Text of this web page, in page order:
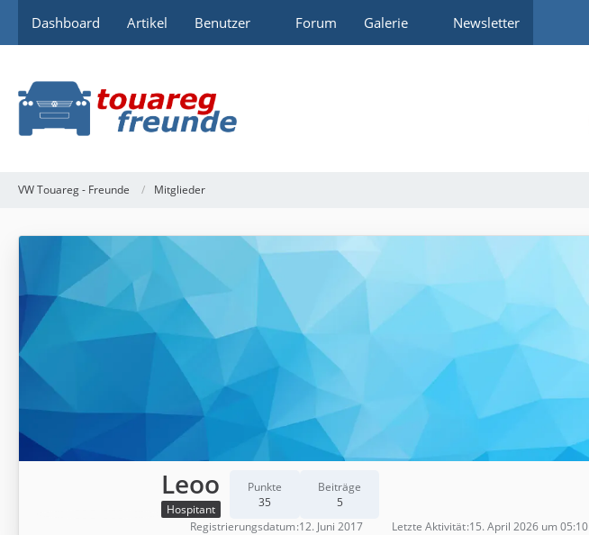
Dashboard Artikel Benutzer Forum Galerie Newsletter
VW Touareg - Freunde Mitglieder
Leoo
Hospitant
Punkte
35
Beiträge
5
Registrierungsdatum 12. Juni 2017 Letzte Aktivität 15. April 2026 um 05:10